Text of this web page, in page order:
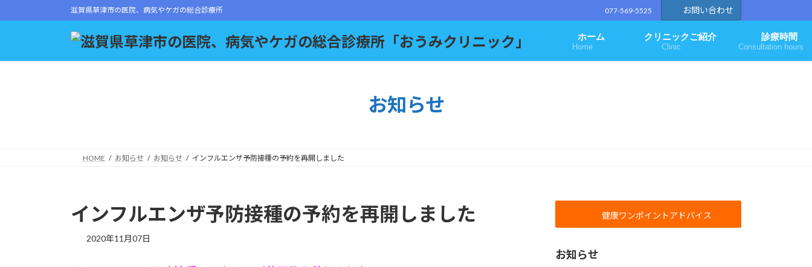
ン
ツ
ビ
シ
滋賀県草津市の医院、病気やケガの総合診療所 077-569-5525 お問い合わせ
ホーム
Home
クリニックご紹介
Clinic
診療時間
Consultation hours
お知らせ
HOME お知らせ お知らせ インフルエンザ予防接種の予約を再開しました
インフルエンザ予防接種の予約を再開しました
2020年11月07日
健康ワンポイントアドバイス
お知らせ